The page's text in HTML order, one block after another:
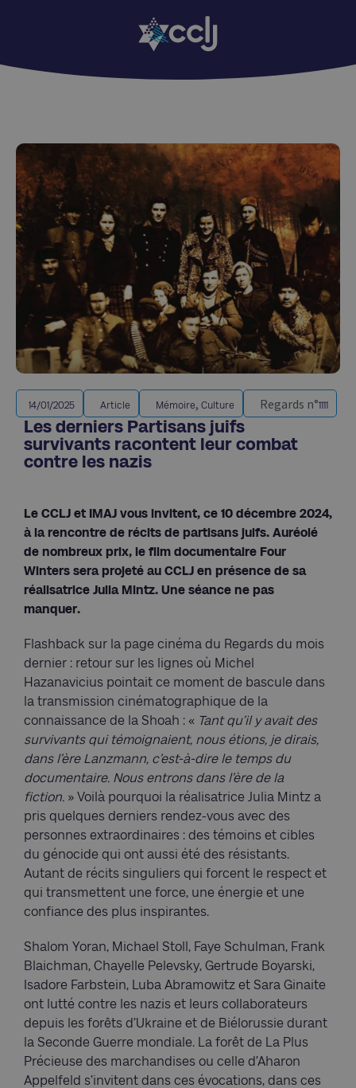
14/01/2025 Article Mémoire, Culture Regards n°1111
Les derniers Partisans juifs
survivants racontent leur combat
contre les nazis
Le CCLJ et IMAJ vous invitent, ce 10 décembre 2024,
à la rencontre de récits de partisans juifs. Auréolé
de nombreux prix, le film documentaire Four
Winters sera projeté au CCLJ en présence de sa
réalisatrice Julia Mintz. Une séance ne pas
manquer.
Flashback sur la page cinéma du Regards du mois
dernier : retour sur les lignes où Michel
Hazanavicius pointait ce moment de bascule dans
la transmission cinématographique de la
connaissance de la Shoah : « Tant qu’il y avait des
survivants qui témoignaient, nous étions, je dirais,
dans l’ère Lanzmann, c’est-à-dire le temps du
documentaire. Nous entrons dans l’ère de la
fiction. » Voilà pourquoi la réalisatrice Julia Mintz a
pris quelques derniers rendez-vous avec des
personnes extraordinaires : des témoins et cibles
du génocide qui ont aussi été des résistants.
Autant de récits singuliers qui forcent le respect et
qui transmettent une force, une énergie et une
confiance des plus inspirantes.
Shalom Yoran, Michael Stoll, Faye Schulman, Frank
Blaichman, Chayelle Pelevsky, Gertrude Boyarski,
Isadore Farbstein, Luba Abramowitz et Sara Ginaite
ont lutté contre les nazis et leurs collaborateurs
depuis les forêts d’Ukraine et de Biélorussie durant
la Seconde Guerre mondiale. La forêt de La Plus
Précieuse des marchandises ou celle d’Aharon
Appelfeld s’invitent dans ces évocations, dans ces